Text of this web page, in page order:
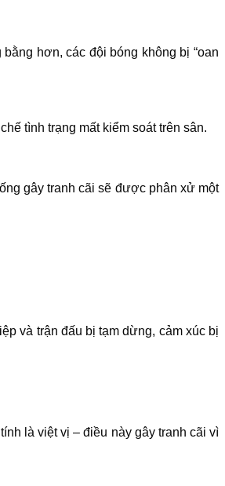
hơn, các đội bóng không bị “oan
tình trạng mất kiểm soát trên sân.
gây tranh cãi sẽ được phân xử một
và trận đấu bị tạm dừng, cảm xúc bị
là việt vị – điều này gây tranh cãi vì